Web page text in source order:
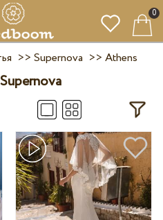
0
>> Supernova >> Athens